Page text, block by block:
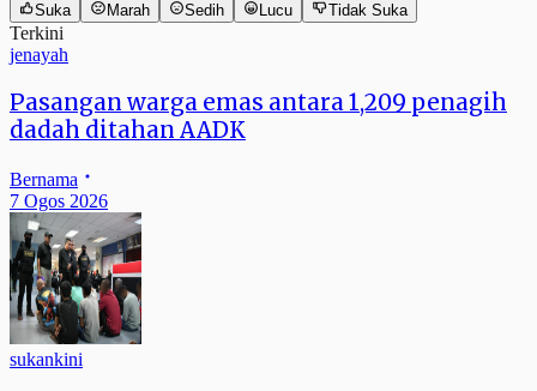
Suka Marah Sedih Lucu Tidak Suka
Terkini
jenayah
Pasangan warga emas antara 1,209 penagih
dadah ditahan AADK
Bernama
7 Ogos 2026
sukankini